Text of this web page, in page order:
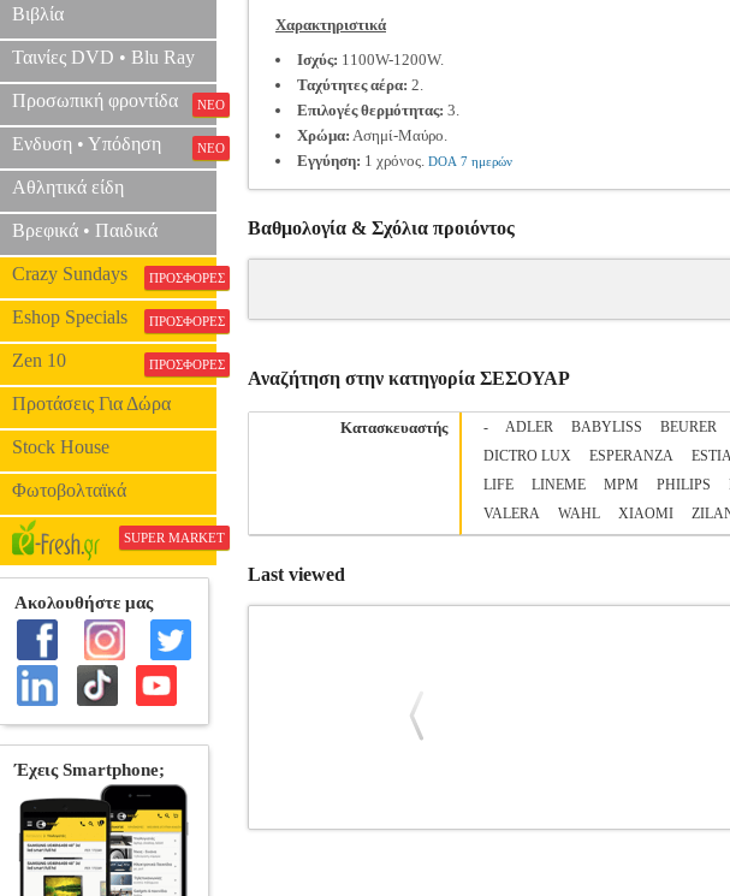
Βιβλία
Ταινίες DVD • Blu Ray
Προσωπική φροντίδα ΝΕΟ
Ενδυση • Υπόδηση ΝΕΟ
Αθλητικά είδη
Βρεφικά • Παιδικά
Crazy Sundays ΠΡΟΣΦΟΡΕΣ
Eshop Specials ΠΡΟΣΦΟΡΕΣ
Zen 10 ΠΡΟΣΦΟΡΕΣ
Προτάσεις Για Δώρα
Stock House
Φωτοβολταϊκά
SUPER MARKET
Χαρακτηριστικά
Ισχύς: 1100W-1200W.
Ταχύτητες αέρα: 2.
Επιλογές θερμότητας: 3.
Χρώμα: Ασημί-Μαύρο.
Εγγύηση: 1 χρόνος. DOA 7 ημερών
Βαθμολογία & Σχόλια προιόντος
Αναζήτηση στην κατηγορία ΣΕΣΟΥΑΡ
Κατασκευαστής - ADLER BABYLISS BEURER
DICTRO LUX
ESPERANZA
LIFE
LINEME MPM PHILIPS
VALERA
WAHL XIAOMI
Last viewed